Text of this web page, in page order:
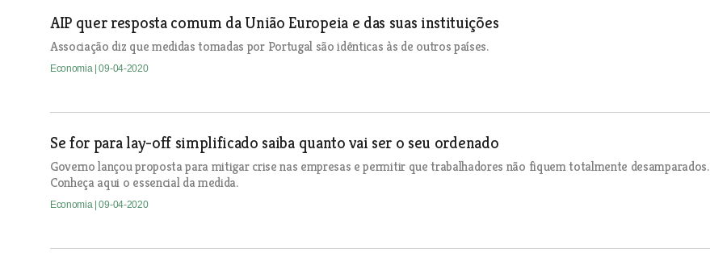
AIP quer resposta comum da União Europeia e das suas instituições
Associação diz que medidas tomadas por Portugal são idênticas às de outros países.
Economia | 09-04-2020
Se for para lay-off simplificado saiba quanto vai ser o seu ordenado
Governo lançou proposta para mitigar crise nas empresas e permitir que trabalhadores não fiquem totalmente desamparados.
Conheça aqui o essencial da medida.
Economia | 09-04-2020